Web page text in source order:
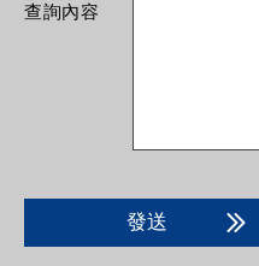
查詢內容
發送